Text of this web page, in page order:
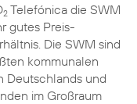
2Telefónica die SWM
gutes Preis-
Die SWM sind
kommunalen
Deutschlands und
im Großraum